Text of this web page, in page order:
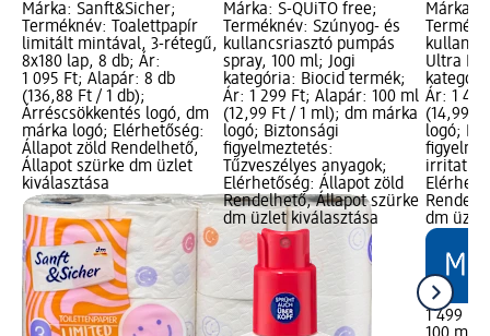
Márka: Sanft&Sicher;
Terméknév: Toalettpapír
limitált mintával, 3-rétegű,
8x180 lap, 8 db; Ár:
1 095 Ft; Alapár: 8 db
(136,88 Ft / 1 db);
Árréscsökkentés logó, dm
márka logó; Elérhetőség:
Állapot zöld Rendelhető,
Állapot szürke dm üzlet
kiválasztása
Márka: S-QUiTO free;
Terméknév: Szúnyog- és
kullancsriasztó pumpás
spray, 100 ml; Jogi
kategória: Biocid termék;
Ár: 1 299 Ft; Alapár: 100 ml
(12,99 Ft / 1 ml); dm márka
logó; Biztonsági
figyelmeztetés:
Tűzveszélyes anyagok;
Elérhetőség: Állapot zöld
Rendelhető, Állapot szürke
dm üzlet kiválasztása
Márka:
Ultra
Ár: 1
(14,99
logó;
irritatív
dm
1 499 Ft